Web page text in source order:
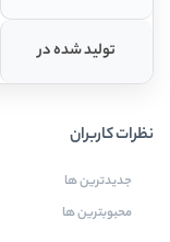
تولید شده در
نظرات کاربران
جدیدترین ها
محبوبترین ها